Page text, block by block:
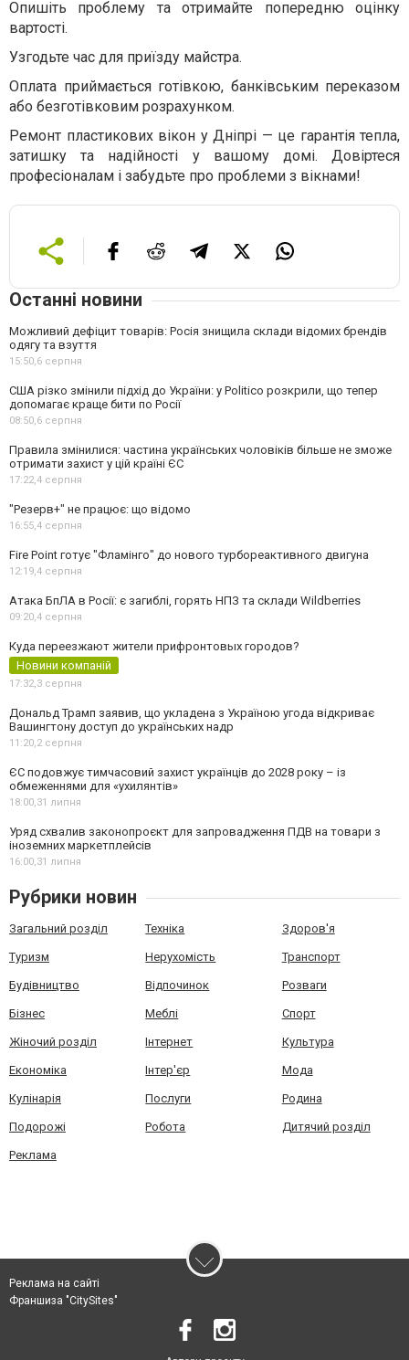
Опишіть проблему та отримайте попередню оцінку
вартості.
Узгодьте час для приїзду майстра.
Оплата приймається готівкою, банківським переказом
або безготівковим розрахунком.
Ремонт пластикових вікон у Дніпрі — це гарантія тепла,
затишку та надійності у вашому домі. Довіртеся
професіоналам і забудьте про проблеми з вікнами!
Останні новини
Можливий дефіцит товарів: Росія знищила склади відомих брендів
одягу та взуття
15:50,6 серпня
США різко змінили підхід до України: у Politico розкрили, що тепер
допомагає краще бити по Росії
08:50,6 серпня
Правила змінилися: частина українських чоловіків більше не зможе
отримати захист у цій країні ЄС
17:22,4 серпня
"Резерв+" не працює: що відомо
16:55,4 серпня
Fire Point готує "Фламінго" до нового турбореактивного двигуна
12:19,4 серпня
Атака БпЛА в Росії: є загиблі, горять НПЗ та склади Wildberries
09:20,4 серпня
Куда переезжают жители прифронтовых городов?
Новини компаній
17:32,3 серпня
Дональд Трамп заявив, що укладена з Україною угода відкриває
Вашингтону доступ до українських надр
11:20,2 серпня
ЄС подовжує тимчасовий захист українців до 2028 року – із
обмеженнями для «ухилянтів»
18:00,31 липня
Уряд схвалив законопроєкт для запровадження ПДВ на товари з
іноземних маркетплейсів
16:00,31 липня
Рубрики новин
Загальний розділ Техніка Здоров'я
Туризм Нерухомість Транспорт
Будівництво Відпочинок Розваги
Бізнес Меблі Спорт
Жіночий розділ Інтернет Культура
Економіка Інтер'єр Мода
Кулінарія Послуги Родина
Подорожі Робота Дитячий розділ
Реклама
Реклама на сайті
Франшиза "CitySites"